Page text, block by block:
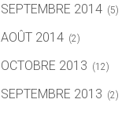
SEPTEMBRE 2014 (5)
AOÛT 2014 (2)
OCTOBRE 2013 (12)
SEPTEMBRE 2013 (2)